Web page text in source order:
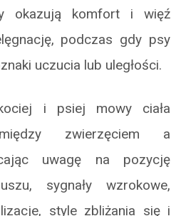
okazują komfort i więź
podczas gdy psy
uczucia lub uległości.
i psiej mowy ciała
zwierzęciem a
uwagę na pozycję
sygnały wzrokowe,
style zbliżania się i